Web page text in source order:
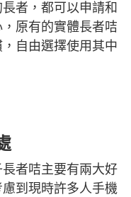
者，都可以申請和
原有的實體長者咭
自由選擇使用其中
者咭主要有兩大好
到現時許多人手機